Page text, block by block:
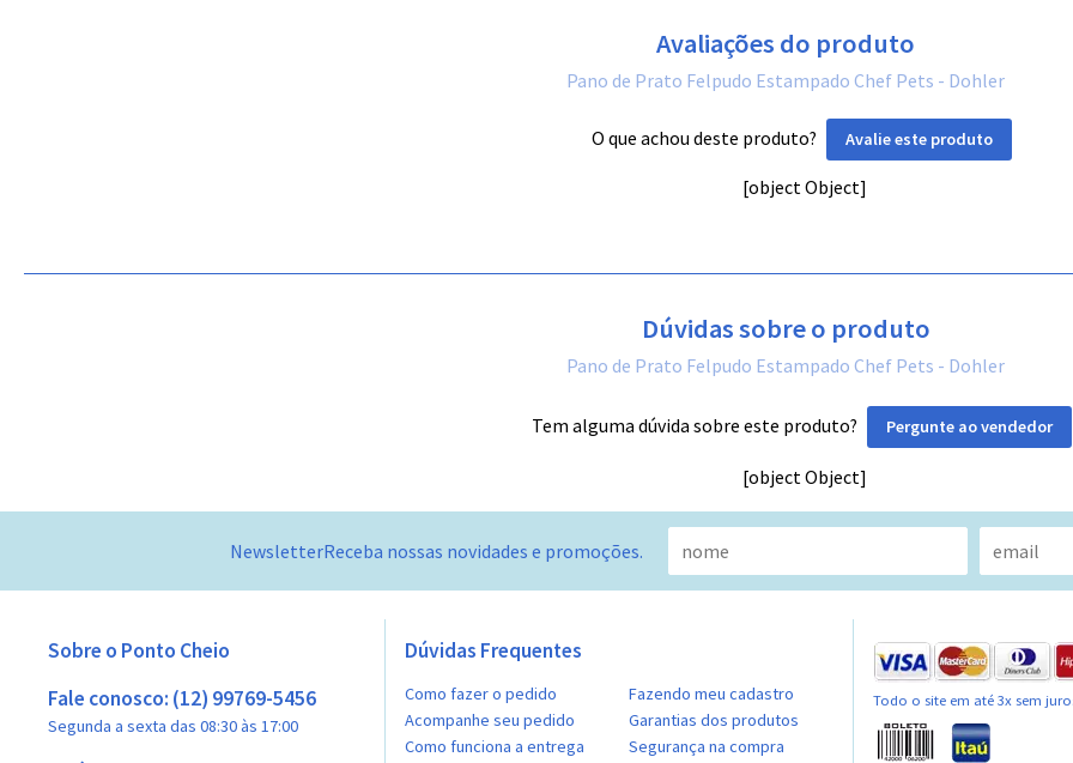
Avaliações do produto
Pano de Prato Felpudo Estampado Chef Pets - Dohler
O que achou deste produto? Avalie este produto
[object Object]
Dúvidas sobre o produto
Pano de Prato Felpudo Estampado Chef Pets - Dohler
Tem alguma dúvida sobre este produto? Pergunte ao vendedor
[object Object]
NewsletterReceba nossas novidades e promoções.
Sobre o Ponto Cheio
Fale conosco: (12) 99769-5456
Segunda a sexta das 08:30 às 17:00
Dúvidas Frequentes
Como fazer o pedido
Acompanhe seu pedido
Como funciona a entrega
Fazendo meu cadastro
Garantias dos produtos
Segurança na compra
Todo o site em até 3x sem